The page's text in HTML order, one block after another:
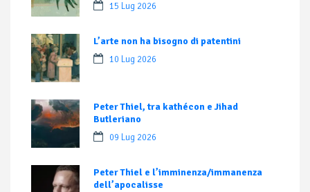
15 Lug 2026
L’arte non ha bisogno di patentini
10 Lug 2026
Peter Thiel, tra kathécon e Jihad
Butleriano
09 Lug 2026
Peter Thiel e l’imminenza/immanenza
dell’apocalisse